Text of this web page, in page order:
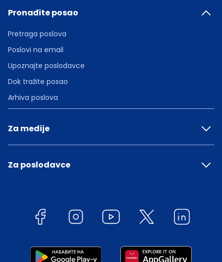
Pronađite posao
Pretraga poslova
Poslovi na email
Upoznajte poslodavce
Dok tražite posao
Arhiva poslova
Za medije
Za poslodavce